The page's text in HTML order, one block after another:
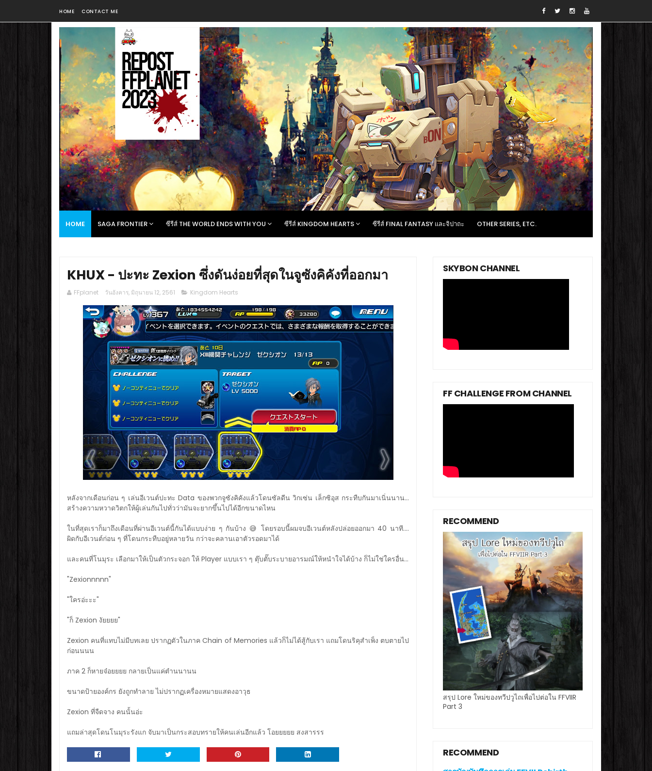
HOME CONTACT ME
HOME SAGA FRONTIER ซีรีส์ THE WORLD ENDS WITH YOU ซีรีส์ KINGDOM HEARTS ซีรีส์ FINAL FANTASY และจิปาถะ OTHER SERIES, ETC.
KHUX - ปะทะ Zexion ซึ่งดันง่อยที่สุดในจูซังคิคังที่ออกมา
FFplanet วันอังคาร, มิถุนายน 12, 2561 Kingdom Hearts
หลังจากเดือนก่อน ๆ เล่นอีเวนต์ปะทะ Data ของพวกจูซังคิคังแล้วโดนซัลดีน วิกเซ่น เล็กซิอุส กระทืบกันมาเนิ่นนาน...
สร้างความหวาดวิตกให้ผู้เล่นกันไปทั่วว่ามันจะยากขึ้นไปได้อีกขนาดไหน
ในที่สุดเราก็มาถึงเดือนที่ผ่านอีเวนต์นี้กันได้แบบง่าย ๆ กันบ้าง 😅 โดยรอบนี้ผมจบอีเวนต์หลังปล่อยออกมา 40 นาที....
ผิดกับอีเวนต์ก่อน ๆ ที่โดนกระทืบอยู่หลายวัน กว่าจะคลานเอาตัวรอดมาได้
และคนที่โนมุระ เลือกมาให้เป็นตัวกระจอก ให้ Player แบบเรา ๆ ตุ๊บตั๊บระบายอารมณ์ให้หนำใจได้บ้าง ก็ไม่ใช่ใครอื่น...
"Zexionnnnn"
"ใครอ่ะะะ"
"ก็ Zexion งัยยยย"
Zexion คนที่แทบไม่มีบทเลย ปรากฏตัวในภาค Chain of Memories แล้วก็ไม่ได้สู้กับเรา แถมโดนริคุสำเพ็ง ตบตายไป
ก่อนนนน
ภาค 2 ก็หายจ๋อยยยย กลายเป็นแค่ตำนนานน
ขนาดป้ายองค์กร ยังถูกทำลาย ไม่ปรากฏเครื่องหมายแสดงอาวุธ
Zexion ที่จืดจาง คนนั้นอ่ะ
แถมล่าสุดโดนโนมุระรังแก จับมาเป็นกระสอบทรายให้คนเล่นอีกแล้ว โอยยยยย สงสารรร
SKYBON CHANNEL
FF CHALLENGE FROM CHANNEL
RECOMMEND
สรุป Lore ใหม่ของทวีปวูไถเพื่อไปต่อใน FFVIIR
Part 3
RECOMMEND